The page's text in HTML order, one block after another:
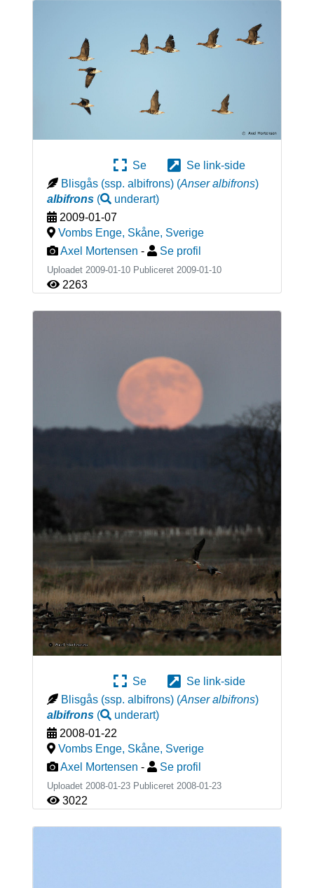
Se
Se link-side
Blisgås (ssp. albifrons) (Anser albifrons)
albifrons( underart)
2009-01-07
Vombs Enge, Skåne, Sverige
Axel Mortensen - Se profil
Uploadet 2009-01-10 Publiceret 2009-01-10
2263
Se
Se link-side
Blisgås (ssp. albifrons) (Anser albifrons)
albifrons( underart)
2008-01-22
Vombs Enge, Skåne, Sverige
Axel Mortensen - Se profil
Uploadet 2008-01-23 Publiceret 2008-01-23
3022